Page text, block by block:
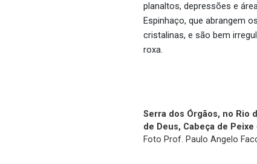
planaltos, depressões e
Espinhaço, que abrangem
cristalinas, e são bem
roxa.
Serra dos Órgãos, no Rio
de Deus, Cabeça de
Foto Prof. Paulo Angelo